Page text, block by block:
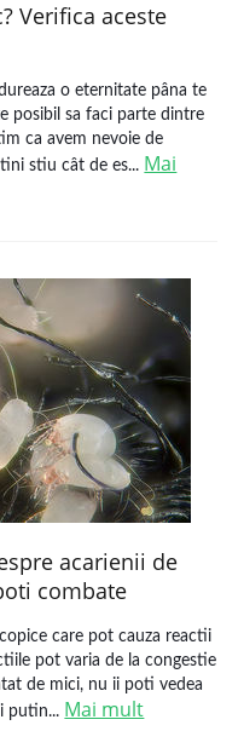
Verifica aceste
o eternitate pâna te
posibil sa faci parte dintre
ca avem nevoie de
stiu cât de es... Mai
acarienii de
combate
care pot cauza reactii
pot varia de la congestie
de mici, nu ii poti vedea
putin... Mai mult